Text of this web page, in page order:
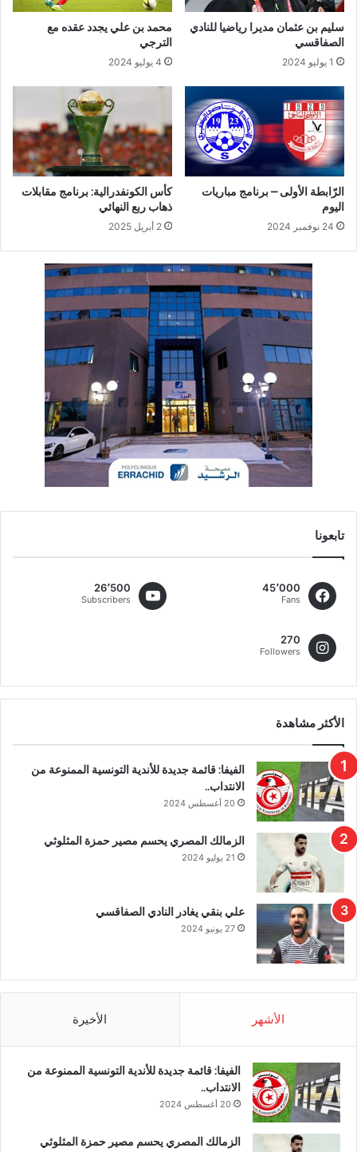
سليم بن عثمان مديرا رياضيا للنادي
الصفاقسي
1 يوليو 2024
محمد بن علي يجدد عقده مع
الترجي
4 يوليو 2024
الرّابطة الأولى – برنامج مباريات
اليوم
24 نوفمبر 2024
كأس الكونفدرالية: برنامج مقابلات
ذهاب ربع النهائي
2 أبريل 2025
تابعونا
45٬000
Fans
26٬500
Subscribers
270
Followers
الأكثر مشاهدة
الفيفا: قائمة جديدة للأندية التونسية الممنوعة من
الانتداب..
20 أغسطس 2024
الزمالك المصري يحسم مصير حمزة المثلوثي
21 يوليو 2024
علي بنقي يغادر النادي الصفاقسي
27 يونيو 2024
الأشهر الأخيرة
الفيفا: قائمة جديدة للأندية التونسية الممنوعة من
الانتداب..
20 أغسطس 2024
الزمالك المصري يحسم مصير حمزة المثلوثي